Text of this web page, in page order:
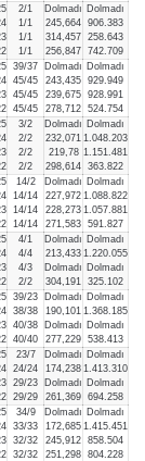
2/1
1/1
1/1
1/1
Dolmadı
245,664
314,457
256,847
Dolmadı
906.383
258.643
742.709
39/37
45/45
45/45
45/45
Dolmadı
243,435
239,675
278,712
Dolmadı
929.949
928.991
524.754
3/2
2/2
2/2
2/2
Dolmadı
232,071
219,78
298,614
Dolmadı
1.048.203
1.151.481
363.822
14/2
14/14
14/14
14/14
Dolmadı
227,972
228,273
271,583
Dolmadı
1.088.822
1.057.881
591.827
4/1
4/4
4/3
2/2
Dolmadı
213,433
Dolmadı
304,191
Dolmadı
1.220.055
Dolmadı
325.102
39/23
38/38
40/38
40/40
Dolmadı
190,101
Dolmadı
277,229
Dolmadı
1.368.185
Dolmadı
538.413
23/7
24/24
29/23
29/29
Dolmadı
174,238
Dolmadı
261,369
Dolmadı
1.413.310
Dolmadı
694.258
34/9
33/33
32/32
32/32
Dolmadı
172,685
245,912
251,298
Dolmadı
1.415.451
858.504
804.228